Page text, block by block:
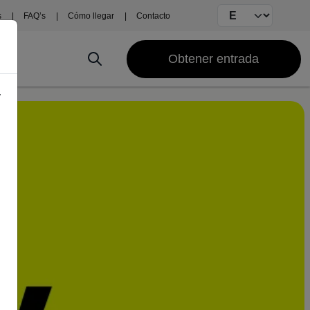
FAQ’s Cómo llegar Contacto Select your
Obtener entrada